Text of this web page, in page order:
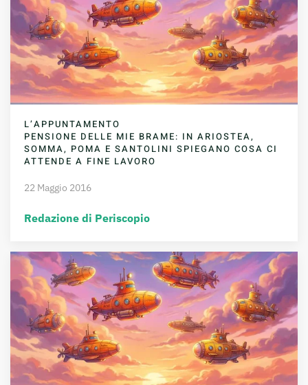
L’APPUNTAMENTO
PENSIONE DELLE MIE BRAME: IN ARIOSTEA,
SOMMA, POMA E SANTOLINI SPIEGANO COSA CI
ATTENDE A FINE LAVORO
22 Maggio 2016
Redazione di Periscopio